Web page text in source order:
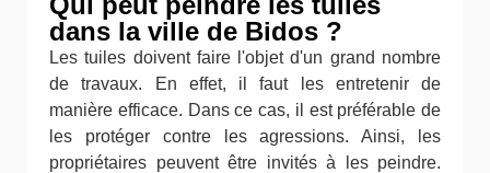
dans la ville de Bidos ?
Les tuiles doivent faire l'objet d'un grand nombre
de travaux. En effet, il faut les entretenir de
manière efficace. Dans ce cas, il est préférable de
les protéger contre les agressions. Ainsi, les
propriétaires peuvent être invités à les peindre.